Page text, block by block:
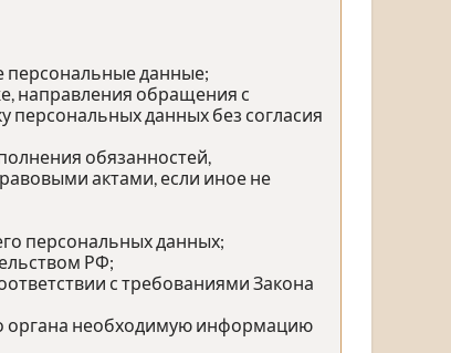
персональные данные;
направления обращения с
данных без согласия
обязанностей,
актами, если иное не
персональных данных;
РФ;
с требованиями Закона
органа необходимую информацию